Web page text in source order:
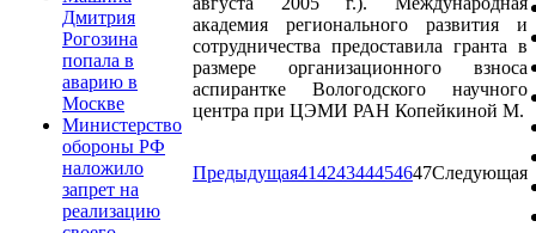
Дмитрия
Рогозина
попала в
аварию в
Москве
Министерство
обороны РФ
наложило
запрет на
реализацию
академия регионального развития и
сотрудничества предоставила гранта в
размере организационного взноса
аспирантке Вологодского научного
центра при ЦЭМИ РАН Копейкиной М.
Предыдущая41424344454647Следующая